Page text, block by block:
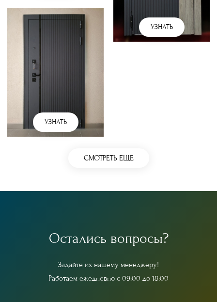
УЗНАТЬ
УЗНАТЬ
СМОТРЕТЬ ЕЩЕ
Остались вопросы?
Задайте их нашему менеджеру!
Работаем ежедневно с 09:00 до 18:00